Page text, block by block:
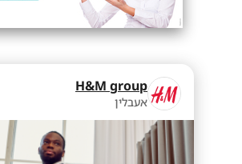
H&M group
אעבלין